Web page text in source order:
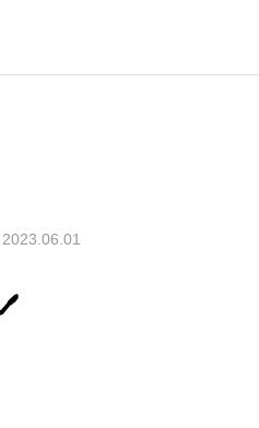
2023.06.01